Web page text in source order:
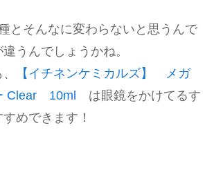
とそんなに変わらないと思うんで
うんでしょうかね。
【イチネンケミカルズ】 メガ
Clear 10ml
は眼鏡をかけてるす
めできます！